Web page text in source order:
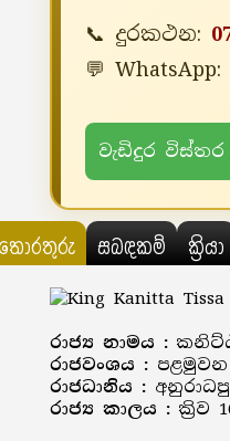
📞 දුරකථන:
💬 WhatsApp:
වැඩිදුර විස්තර
සබඳකම් ක්‍රියා
රාජ්‍ය නාමය :
රාජවංශය :
රාජධානිය :
රාජ්‍ය කාලය : ක්‍රිව